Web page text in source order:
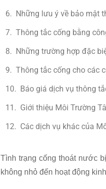
Những lưu ý về bảo mật
Thông tắc cống bằng
Những trường hợp đặc
Thông tắc cống cho các
Báo giá dịch vụ thông
Giới thiệu Môi Trường
Các dịch vụ khác của
Tình trạng cống thoát nước
không nhỏ đến hoạt động